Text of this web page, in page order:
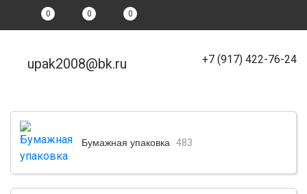
0 0 0
upak2008@bk.ru +7 (917) 422-76-24
Бумажная упаковка 483